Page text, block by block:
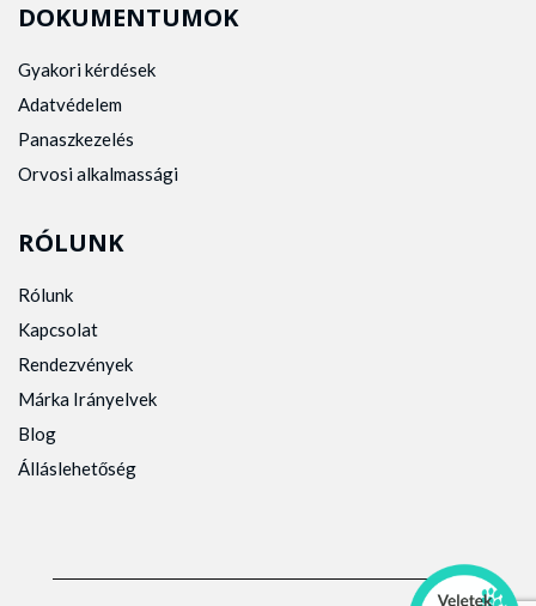
DOKUMENTUMOK
Gyakori kérdések
Adatvédelem
Panaszkezelés
Orvosi alkalmassági
RÓLUNK
Rólunk
Kapcsolat
Rendezvények
Márka Irányelvek
Blog
Álláslehetőség